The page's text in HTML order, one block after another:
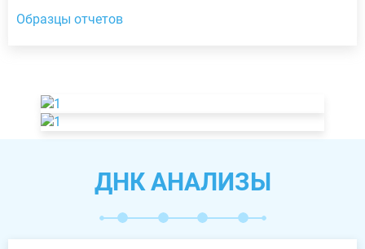
Образцы отчетов
ДНК АНАЛИЗЫ